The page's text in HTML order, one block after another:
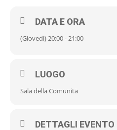
DATA E ORA
(Giovedì) 20:00 - 21:00
LUOGO
Sala della Comunitä
DETTAGLI EVENTO